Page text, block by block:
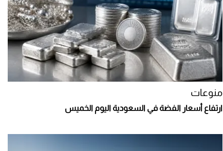
منوعات
ارتفاع أسعار الفضة في السعودية اليوم الخميس